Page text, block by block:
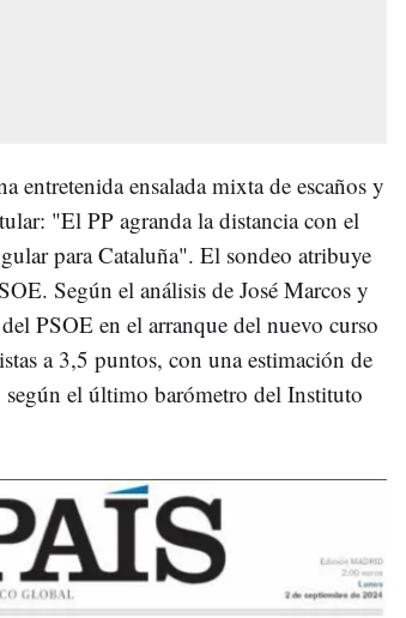
entretenida ensalada mixta de escaños y
"El PP agranda la distancia con el
para Cataluña". El sondeo atribuye
Según el análisis de José Marcos y
PSOE en el arranque del nuevo curso
a 3,5 puntos, con una estimación de
según el último barómetro del Instituto